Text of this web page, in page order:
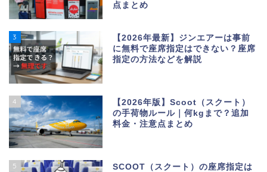
点まとめ
3
【2026年最新】ジンエアーは事前
に無料で座席指定はできない？座席
指定の方法などを解説
4
【2026年版】Scoot（スクート）
の手荷物ルール｜何kgまで？追加
料金・注意点まとめ
5
SCOOT（スクート）の座席指定は